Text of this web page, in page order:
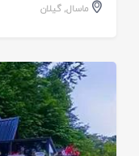
ماسال,گیلان